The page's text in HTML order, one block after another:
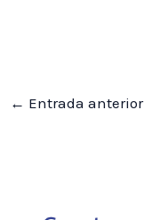
← Entrada anterior